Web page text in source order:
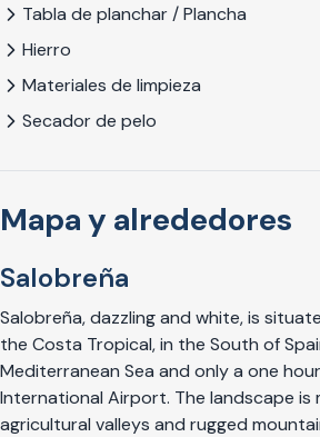
Tabla de planchar / Plancha
Hierro
Materiales de limpieza
Secador de pelo
Mapa y alrededores
Salobreña
Salobreña, dazzling and white, is
the Costa Tropical, in the South of
Mediterranean Sea and only a one
International Airport. The landscape is
agricultural valleys and rugged